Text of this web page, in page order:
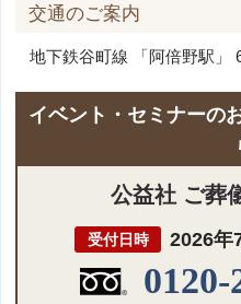
交通のご案内
地下鉄谷町線 「阿倍野駅」
イベント・セミナーの
公益社 ご葬
受付日時 2026年
0120-